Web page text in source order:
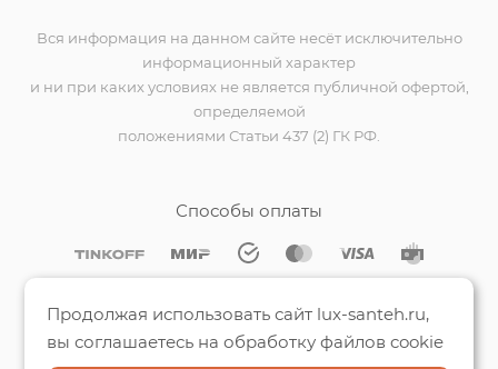
Вся информация на данном сайте несёт исключительно
информационный характер
и ни при каких условиях не является публичной офертой,
определяемой
положениями Статьи 437 (2) ГК РФ.
Способы оплаты
Продолжая использовать сайт lux-santeh.ru,
вы соглашаетесь на обработку файлов cookie